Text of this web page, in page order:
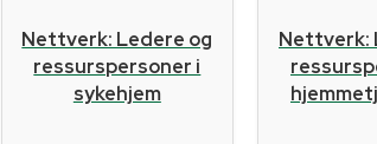
Nettverk: Ledere og
ressurspersoner i
sykehjem
Nettverk: